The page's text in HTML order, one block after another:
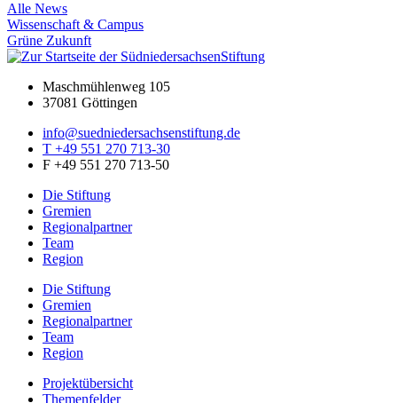
Alle News
Wissenschaft & Campus
Grüne Zukunft
Maschmühlenweg 105
37081 Göttingen
info@suedniedersachsenstiftung.de
T +49 551 270 713-30
F +49 551 270 713-50
Die Stiftung
Gremien
Regionalpartner
Team
Region
Die Stiftung
Gremien
Regionalpartner
Team
Region
Projektübersicht
Themenfelder